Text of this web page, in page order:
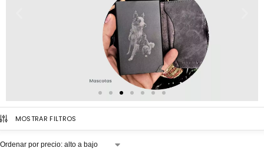
MOSTRAR FILTROS